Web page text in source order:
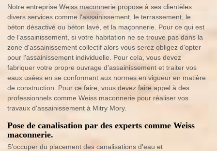
Notre entreprise Weiss maconnerie propose à ses clientèles
divers services comme l'assainissement, le terrassement, le
béton désactivé ou béton lavé, et la maçonnerie. Pour ce qui est
de l'assainissement, si votre habitation ne se trouve pas dans la
zone d'assainissement collectif alors vous serez obligez d'opter
pour l'assainissement individuelle. Pour cela, vous devez
fabriquer votre propre ouvrage d'assainissement et traiter vos
eaux usées en se conformant aux normes en vigueur en matière
de construction. Pour ce faire, vous devez faire appel à des
professionnels comme Weiss maconnerie pour réaliser vos
travaux d'assainissement à Mitry Mory.
Pose de canalisation par des experts comme Weiss
maconnerie.
S'occuper du placement des canalisations d'eau et